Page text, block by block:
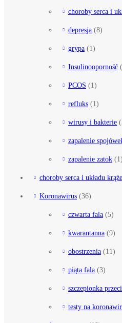
choroby serca i
depresja (8)
grypa (1)
Insulinooporność
PCOS (1)
refluks (1)
wirusy i bakterie
zapalenie
zapalenie zatok (1)
choroby serca i układu
Koronawirus (36)
czwarta fala (5)
kwarantanna (9)
obostrzenia (11)
piąta fala (3)
szczepionka
testy na